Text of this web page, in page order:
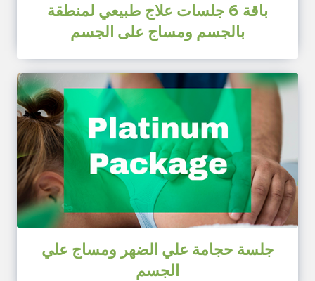
باقة 6 جلسات علاج طبيعي لمنطقة
بالجسم ومساج على الجسم
جلسة حجامة علي الضهر ومساج علي
الجسم